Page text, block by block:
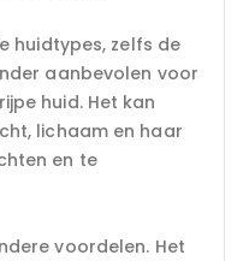
huidtypes, zelfs de
aanbevolen voor
huid. Het kan
lichaam en haar
en te
voordelen. Het